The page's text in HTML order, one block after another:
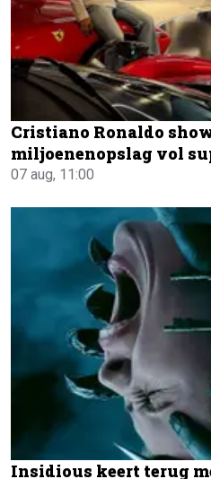
Cristiano Ronaldo
miljoenenopslag vol
07 aug, 11:00
Insidious keert terug